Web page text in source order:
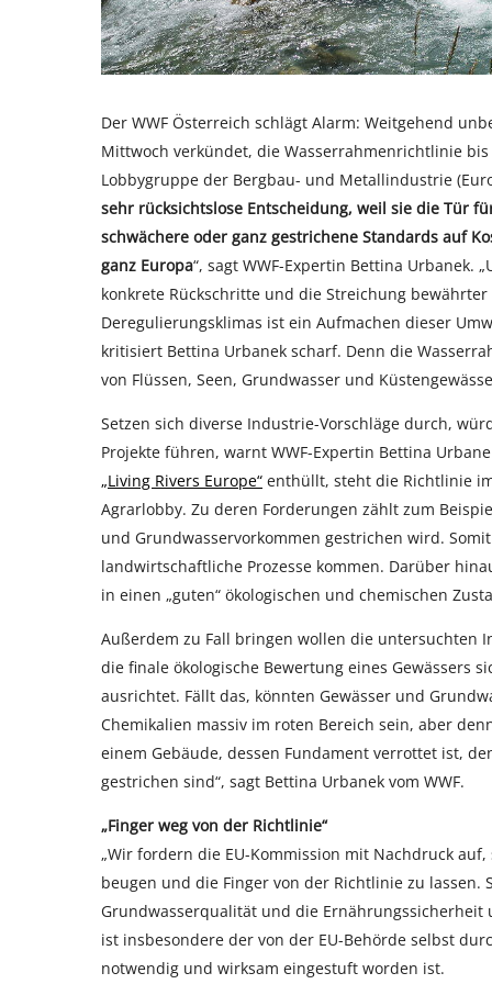
Der WWF Österreich schlägt Alarm: Weitgehend
Mittwoch verkündet, die Wasserrahmenrichtlinie
Lobbygruppe der Bergbau- und Metallindustrie
sehr rücksichtslose Entscheidung, weil sie die Tür
schwächere oder ganz gestrichene Standards auf
ganz Europa“, sagt WWF-Expertin Bettina Urbanek.
konkrete Rückschritte und die Streichung
Deregulierungsklimas ist ein Aufmachen dieser
kritisiert Bettina Urbanek scharf. Denn die
von Flüssen, Seen, Grundwasser und
Setzen sich diverse Industrie-Vorschläge durch,
Projekte führen, warnt WWF-Expertin Bettina
„Living Rivers Europe“ enthüllt, steht die Richtlinie
Agrarlobby. Zu deren Forderungen zählt zum
und Grundwasservorkommen gestrichen wird.
landwirtschaftliche Prozesse kommen. Darüber
in einen „guten“ ökologischen und chemischen
Außerdem zu Fall bringen wollen die untersuchten
die finale ökologische Bewertung eines Gewässers
ausrichtet. Fällt das, könnten Gewässer und
Chemikalien massiv im roten Bereich sein, aber
einem Gebäude, dessen Fundament verrottet ist,
gestrichen sind“, sagt Bettina Urbanek vom WWF.
„Finger weg von der Richtlinie“
„Wir fordern die EU-Kommission mit Nachdruck
beugen und die Finger von der Richtlinie zu
Grundwasserqualität und die Ernährungssicherheit
ist insbesondere der von der EU-Behörde selbst
notwendig und wirksam eingestuft worden ist.